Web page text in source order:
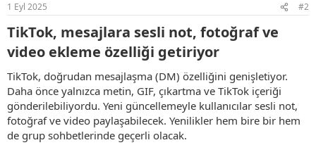
1 Eyl 2025 #2
TikTok, mesajlara sesli not, fotoğraf ve
video ekleme özelliği getiriyor​
TikTok, doğrudan mesajlaşma (DM) özelliğini genişletiyor.
Daha önce yalnızca metin, GIF, çıkartma ve TikTok içeriği
gönderilebiliyordu. Yeni güncellemeyle kullanıcılar sesli not,
fotoğraf ve video paylaşabilecek. Yenilikler hem bire bir hem
de grup sohbetlerinde geçerli olacak.